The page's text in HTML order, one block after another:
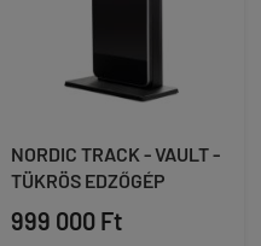
NORDIC TRACK - VAULT -
TÜKRÖS EDZŐGÉP
999 000 Ft